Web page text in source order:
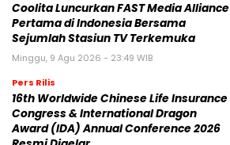
Coolita Luncurkan FAST Media Alliance
Pertama di Indonesia Bersama
Sejumlah Stasiun TV Terkemuka
Minggu, 9 Agu 2026 - 23:49 WIB
Pers Rilis
16th Worldwide Chinese Life Insurance
Congress & International Dragon
Award (IDA) Annual Conference 2026